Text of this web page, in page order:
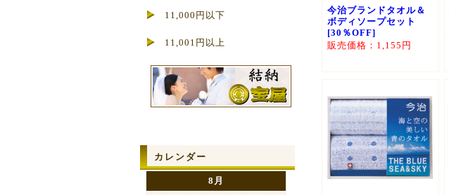
今治ブランドタオル＆
ボディソープセット
[30％OFF]
販売価格：1,155円
11,000円以下
11,001円以上
カレンダー
8月